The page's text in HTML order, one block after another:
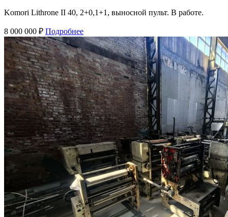
Komori Lithrone II 40, 2+0,1+1, выносной пульт. В работе.
8 000 000 ₽ Подробнее